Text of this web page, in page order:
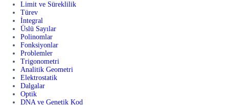
Limit ve Süreklilik
Türev
İntegral
Üslü Sayılar
Polinomlar
Fonksiyonlar
Problemler
Trigonometri
Analitik Geometri
Elektrostatik
Dalgalar
Optik
DNA ve Genetik Kod